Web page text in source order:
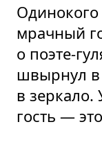
мрачный
о поэте-
швырнул в
в зеркало.
гость —